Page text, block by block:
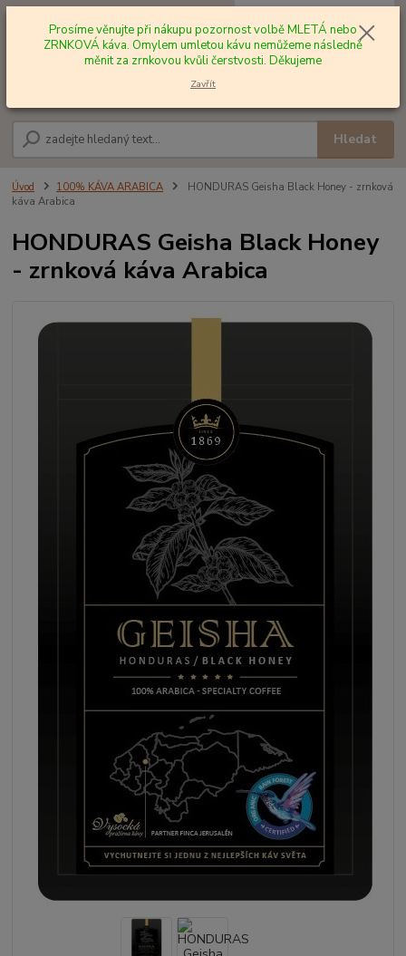
Hledat
+420 602 577 209 za0,00 Kč
Úvod 100% KÁVA ARABICA
HONDURAS Geisha Black Honey - zrnková
káva Arabica
HONDURAS Geisha Black Honey
- zrnková káva Arabica
Prosíme věnujte při nákupu pozornost volbě MLETÁ nebo
ZRNKOVÁ káva. Omylem umletou kávu nemůžeme následně
měnit za zrnkovou kvůli čerstvosti. Děkujeme
Zavřít